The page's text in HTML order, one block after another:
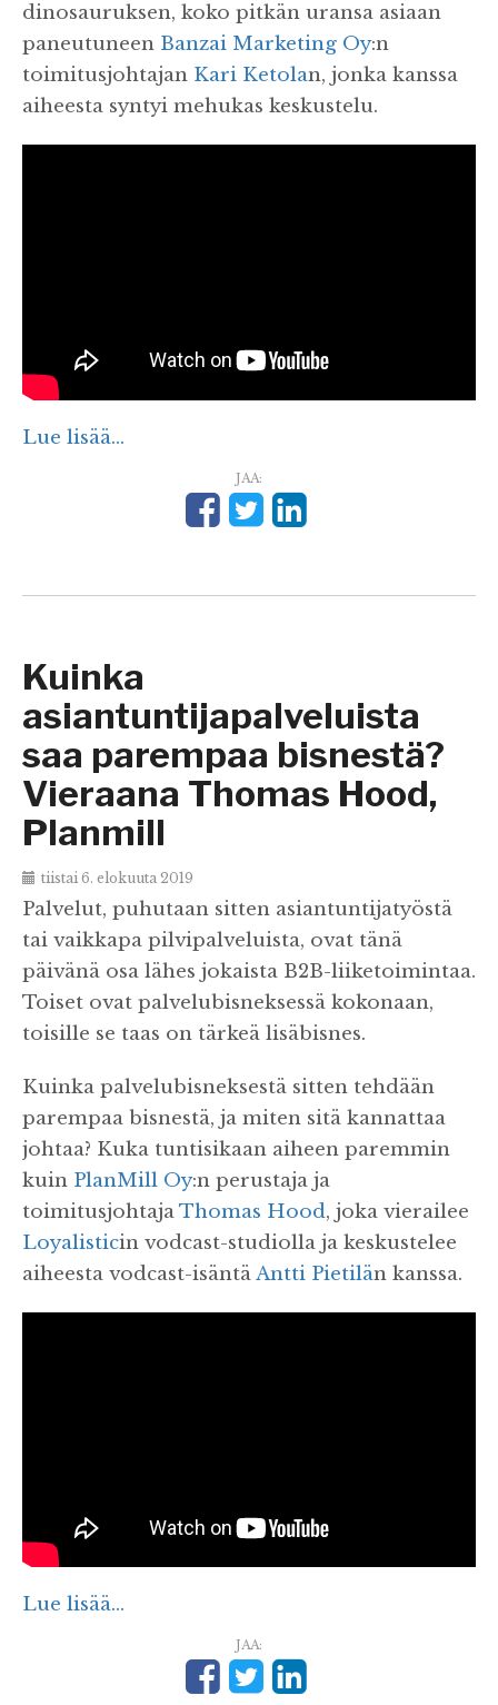
dinosauruksen, koko pitkän uransa asiaan
paneutuneen Banzai Marketing Oy:n
toimitusjohtajan Kari Ketolan, jonka kanssa
aiheesta syntyi mehukas keskustelu.
Lue lisää...
JAA:
Kuinka
asiantuntijapalveluista
saa parempaa bisnestä?
Vieraana Thomas Hood,
Planmill
tiistai 6. elokuuta 2019
Palvelut, puhutaan sitten asiantuntijatyöstä
tai vaikkapa pilvipalveluista, ovat tänä
päivänä osa lähes jokaista B2B-liiketoimintaa.
Toiset ovat palvelubisneksessä kokonaan,
toisille se taas on tärkeä lisäbisnes.
Kuinka palvelubisneksestä sitten tehdään
parempaa bisnestä, ja miten sitä kannattaa
johtaa? Kuka tuntisikaan aiheen paremmin
kuin PlanMill Oy:n perustaja ja
toimitusjohtajaThomas Hood, joka vierailee
Loyalisticin vodcast-studiolla ja keskustelee
aiheesta vodcast-isäntäAntti Pietilän kanssa.
Lue lisää...
JAA: